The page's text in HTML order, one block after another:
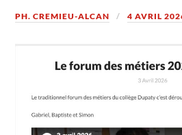
PH. CREMIEU-ALCAN 4 AVRIL